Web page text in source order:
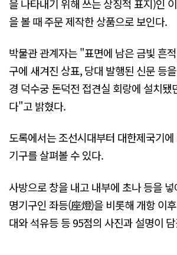
을 나타내기 위해 쓰는 상징적 표지)인
을 볼 때 주문 제작한 상품으로 보인다.
박물관 관계자는 "표면에 남은 금빛 흔
구에 새겨진 상표, 당대 발행된 신문 등
경 덕수궁 돈덕전 접견실 회랑에 설치됐
다"고 밝혔다.
도록에서는 조선시대부터 대한제국기
기구를 살펴볼 수 있다.
사방으로 창을 내고 내부에 초나 등을
명기구인 좌등(座燈)을 비롯해 개항 이
대와 석유등 등 95점의 사진과 설명이